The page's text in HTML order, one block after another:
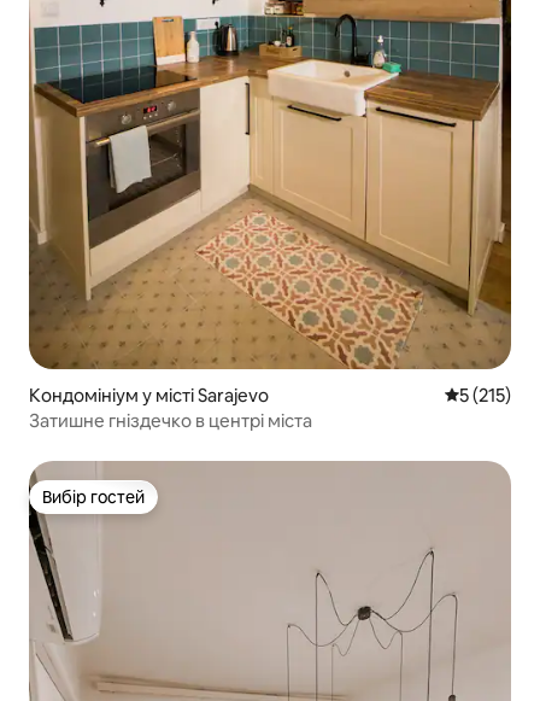
Кондомініум у місті Sarajevo Середня
5 (215)
Затишне гніздечко в центрі міста
Вибір гостей
Вибір гостей